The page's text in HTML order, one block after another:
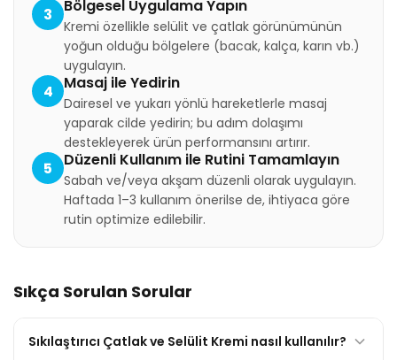
3 Bölgesel Uygulama Yapın
Kremi özellikle selülit ve çatlak görünümünün
yoğun olduğu bölgelere (bacak, kalça, karın vb.)
uygulayın.
4 Masaj ile Yedirin
Dairesel ve yukarı yönlü hareketlerle masaj
yaparak cilde yedirin; bu adım dolaşımı
destekleyerek ürün performansını artırır.
5 Düzenli Kullanım ile Rutini Tamamlayın
Sabah ve/veya akşam düzenli olarak uygulayın.
Haftada 1–3 kullanım önerilse de, ihtiyaca göre
rutin optimize edilebilir.
Sıkça Sorulan Sorular
Sıkılaştırıcı Çatlak ve Selülit Kremi nasıl kullanılır?